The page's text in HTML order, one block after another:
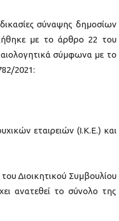
σύναψης δημοσίων
με το άρθρο 22 του
σύμφωνα με το
2021:
εταιρειών (Ι.Κ.Ε.) και
Διοικητικού Συμβουλίου
ανατεθεί το σύνολο της